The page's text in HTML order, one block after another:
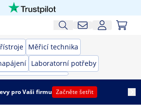
Měřicí technika
Laboratorní potřeby
pro Vaši firmu Začněte šetřit